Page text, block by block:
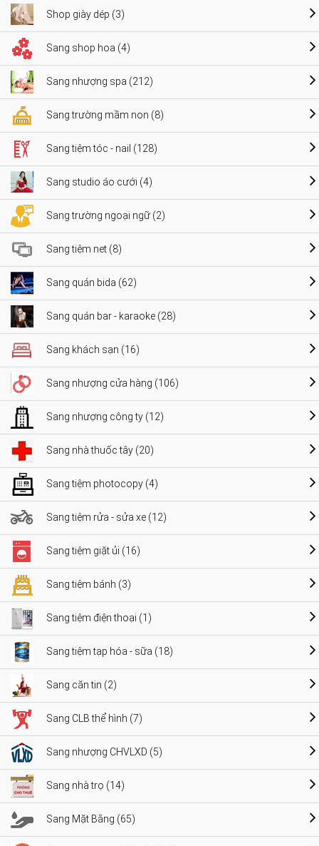
Shop giày dép (3)
Sang shop hoa (4)
Sang nhượng spa (212)
Sang trường mầm non (8)
Sang tiệm tóc - nail (128)
Sang studio áo cưới (4)
Sang trường ngoại ngữ (2)
Sang tiệm net (8)
Sang quán bida (62)
Sang quán bar - karaoke (28)
Sang khách sạn (16)
Sang nhượng cửa hàng (106)
Sang nhượng công ty (12)
Sang nhà thuốc tây (20)
Sang tiệm photocopy (4)
Sang tiệm rửa - sửa xe (12)
Sang tiệm giặt ủi (16)
Sang tiệm bánh (3)
Sang tiệm điện thoại (1)
Sang tiệm tạp hóa - sữa (18)
Sang căn tin (2)
Sang CLB thể hình (7)
Sang nhượng CHVLXD (5)
Sang nhà trọ (14)
Sang Mặt Bằng (65)